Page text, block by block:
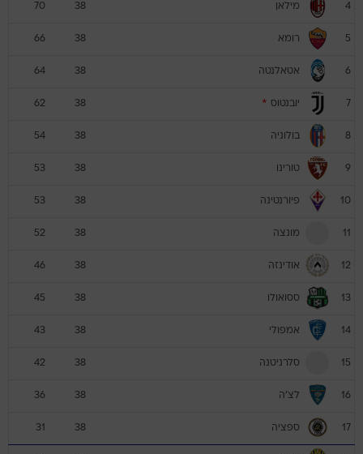
4 מילאן 38
70
5 רומא 38
66
6 אטאלנטה 38
64
7 יובנטוס *
38
62
8 בולוניה 38
54
9 טורינו 38
53
10 פיורנטינה 38
53
11 מונצה 38
52
12 אודינזה 38
46
13 ססואולו 38
45
14 אמפולי 38
43
15 סלרניטנה 38
42
16 לצ'ה 38
36
17 ספציה 38
31